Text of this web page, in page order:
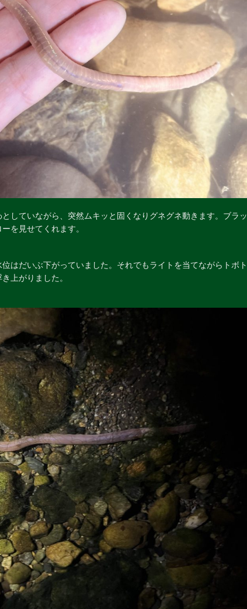
していながら、突然ムキッと固くなりグネグネ動きます。ブラッ
を見せてくれます。
はだいぶ下がっていました。それでもライトを当てながらトボト
上がりました。